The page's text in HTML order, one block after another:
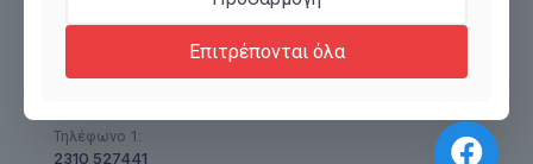
Πολυτεχνείου 45,
2310 527441
Τηλέφωνο 1:
Επιτρέπονται όλα